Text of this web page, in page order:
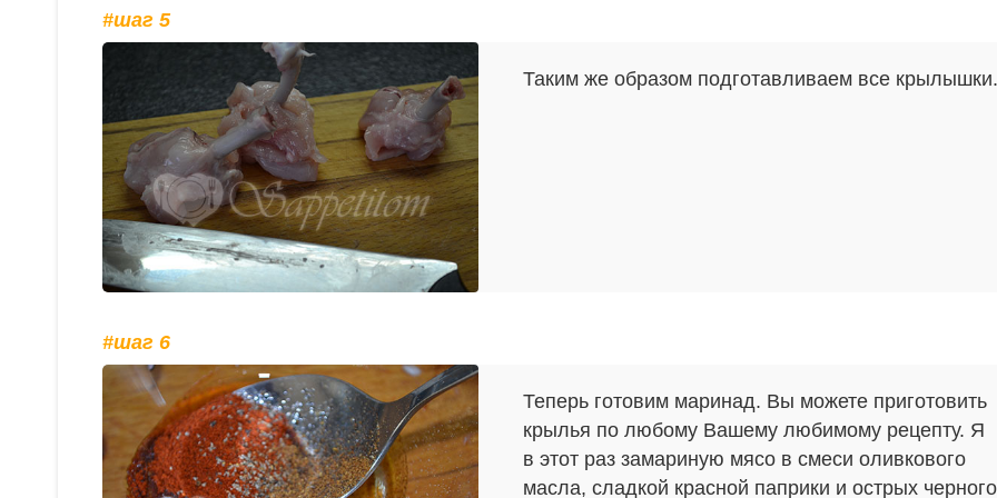
#шаг 5
Таким же образом подготавливаем все крылышки.
#шаг 6
Теперь готовим маринад. Вы можете приготовить
крылья по любому Вашему любимому рецепту. Я
в этот раз замариную мясо в смеси оливкового
масла, сладкой красной паприки и острых черного